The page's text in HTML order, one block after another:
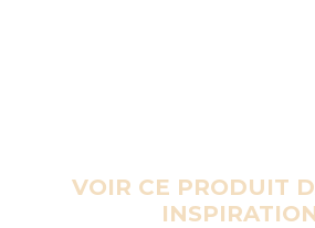
VOIR CE PRODUIT